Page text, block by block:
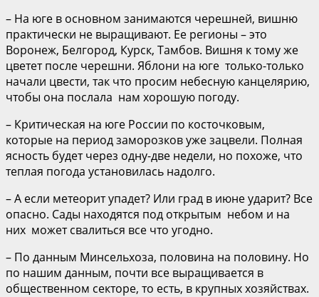
– На юге в основном занимаются черешней, вишню
практически не выращивают. Ее регионы – это
Воронеж, Белгород, Курск, Тамбов. Вишня к тому же
цветет после черешни. Яблони на юге только-только
начали цвести, так что просим небесную канцелярию,
чтобы она послала нам хорошую погоду.
– Критическая на юге России по косточковым,
которые на период заморозков уже зацвели. Полная
ясность будет через одну-две недели, но похоже, что
теплая погода установилась надолго.
– А если метеорит упадет? Или град в июне ударит? Все
опасно. Сады находятся под открытым небом и на
них может свалиться все что угодно.
– По данным Минсельхоза, половина на половину. Но
по нашим данным, почти все выращивается в
общественном секторе, то есть, в крупных хозяйствах.